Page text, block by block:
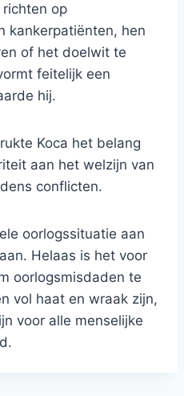
op
kankerpatiënten, hen
of het doelwit te
feitelijk een
hij.
Koca het belang
aan het welzijn van
conflicten.
oorlogssituatie aan
Helaas is het voor
oorlogsmisdaden te
vol haat en wraak zijn,
voor alle menselijke